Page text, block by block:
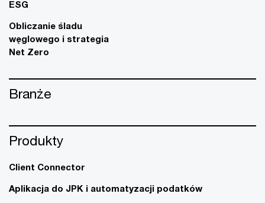
ESG
Obliczanie śladu
węglowego i strategia
Net Zero
Branże
Produkty
Client Connector
Aplikacja do JPK i automatyzacji podatków